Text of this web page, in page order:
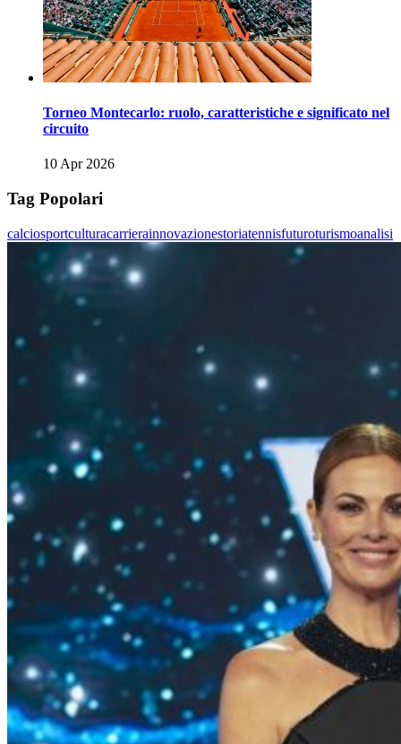
Torneo Montecarlo: ruolo, caratteristiche e significato nel
circuito
10 Apr 2026
Tag Popolari
calciosportculturacarrierainnovazionestoriatennisfuturoturismoanalisi